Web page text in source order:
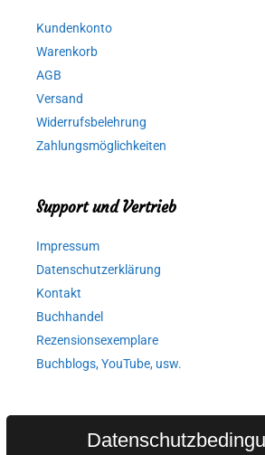
Kundenkonto
Warenkorb
AGB
Versand
Widerrufsbelehrung
Zahlungsmöglichkeiten
Support und Vertrieb
Impressum
Datenschutzerklärung
Kontakt
Buchhandel
Rezensionsexemplare
Buchblogs, YouTube, usw.